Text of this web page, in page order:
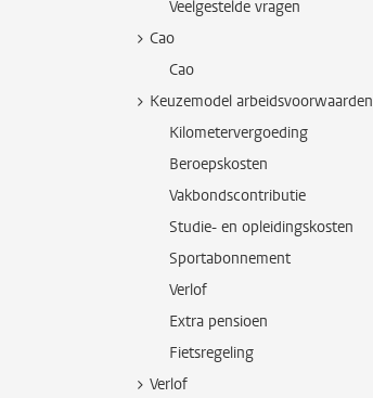
Veelgestelde vragen
Cao
Cao
Keuzemodel arbeidsvoorwaarden
Kilometervergoeding
Beroepskosten
Vakbondscontributie
Studie- en opleidingskosten
Sportabonnement
Verlof
Extra pensioen
Fietsregeling
Verlof